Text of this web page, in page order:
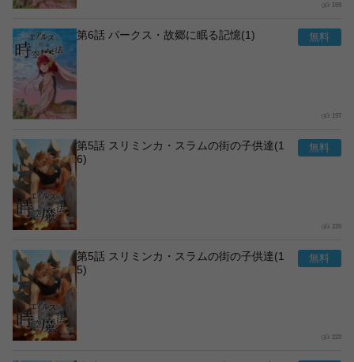
159
第6話 パークス・故郷に眠る記憶(1)
197
第5話 スリミンカ・スラムの街の子供達(1
6)
220
第5話 スリミンカ・スラムの街の子供達(1
5)
223